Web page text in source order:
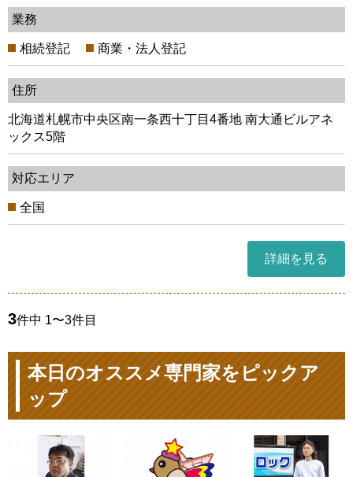
業務
相続登記 商業・法人登記
住所
北海道札幌市中央区南一条西十丁目4番地 南大通ビルアネ
ックス5階
対応エリア
全国
詳細を見る
3件中 1〜3件目
本日のオススメ専門家をピックア
ップ